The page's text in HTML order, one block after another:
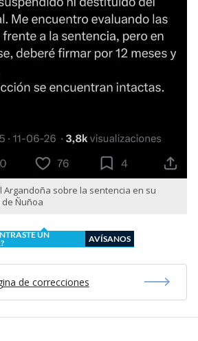
Argandoña sobre la sentencia en su
Ñuñoa
UN
AVÍSANOS
de correcciones